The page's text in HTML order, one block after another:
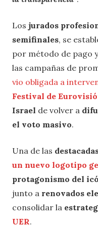
Los jurados
semifinales, se
por método de pago
las campañas de
vio obligada a
Festival de
Israel de volver a
el voto masivo.
Una de las
un nuevo logotipo
protagonismo del
junto a renovados
consolidar la
UER.